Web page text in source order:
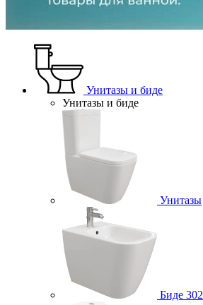
Унитазы и биде
Унитазы и биде
Унитазы
Биде 302